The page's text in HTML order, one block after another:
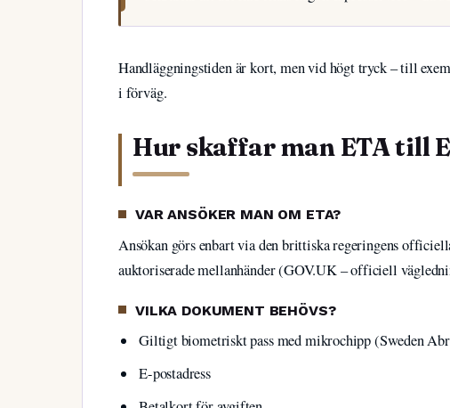
Handläggningstiden är kort, men vid högt tryck – till
i förväg.
Hur skaffar man ETA till
VAR ANSÖKER MAN OM ETA?
Ansökan görs enbart via den brittiska regeringens
auktoriserade mellanhänder (GOV.UK – officiell
VILKA DOKUMENT BEHÖVS?
Giltigt biometriskt pass med mikrochipp (Sweden
E-postadress